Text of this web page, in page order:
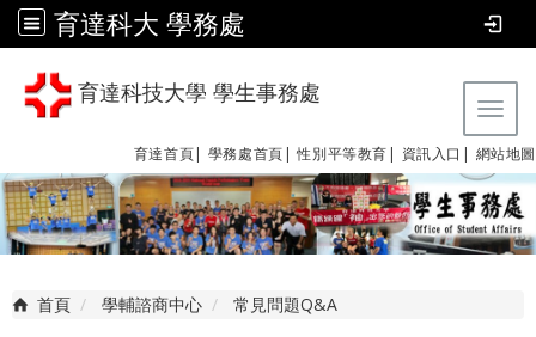
育達科大 學務處
育達科技大學 學生事務處
育達首頁| 學務處首頁| 性別平等教育 | 資訊入口| 網站地圖
首頁 學輔諮商中心 常見問題Q&A